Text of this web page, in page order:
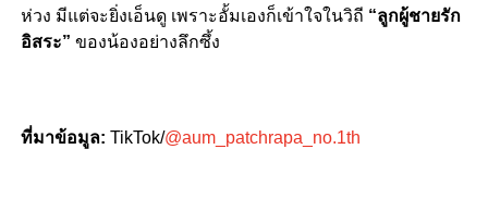
ห่วง มีแต่จะยิ่งเอ็นดู เพราะอั้มเองก็เข้าใจในวิถี “ลูกผู้ชายรัก
อิสระ” ของน้องอย่างลึกซึ้ง
ที่มาข้อมูล: TikTok/@aum_patchrapa_no.1th